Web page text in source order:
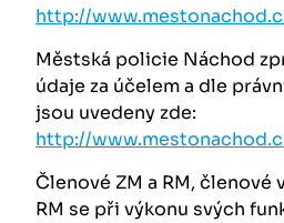
http://
Městská policie Náchod
údaje za účelem a dle
jsou uvedeny zde:
http://
Členové ZM a RM, členové
RM se při výkonu svých